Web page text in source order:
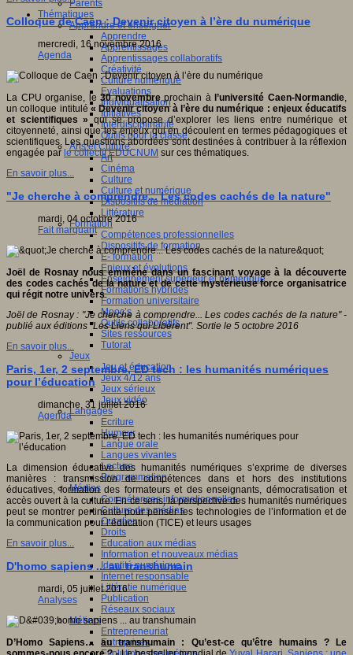
Parents
Thématiques
Apprendre et enseigner
Apprendre
Apprentissages
Apprentissages collaboratifs
Créativité
Culture numérique
Evaluations
Individualisation
Initiatives
Interdisciplinarité
Outils pour la classe
Arts et Culture
Art
Cinéma
Culture
Culture et numérique
Dispositifs de médiation
Littérature
Formation
Compétences professionnelles
Dispositifs de formation
E- formation
Enjeux et évolutions
Enseignement supérieur et numérique
Formations hybrides
Formation universitaire
Mooc’s
Outils collaboratifs
Sites ressources
Tutorat
Jeux
Jeu et éducation
Jeux 4/12 ans
Jeux sérieux
Jeux vidéo
Langages
Ecriture
Humour
Langue orale
Langues vivantes
Lecture
Programmation
Médias
Compétences informationnelles
Culture des médias
Curation
Droits
Education aux médias
Information et nouveaux médias
Identité numérique
Internet responsable
Littératie numérique
Publication
Réseaux sociaux
Métiers
Entrepreneuriat
Entreprises
Colloque de Caen : Devenir citoyen à l’ère du numérique
mercredi, 16 novembre 2016
Agenda
La CPU organise, le30 novembreprochain à l’université Caen-Normandie,
un colloque intitulé « Devenir citoyen à l’ère du numérique : enjeux éducatifs
et scientifiques » qui se propose d’explorer les liens entre numérique et
citoyenneté, ainsi que les enjeux qui en découlent en termes pédagogiques et
scientifiques. Les questions abordées sont destinées à contribuer à la réflexion
engagée par le collectif EDUCNUM sur ces thématiques.
En savoir plus...
"Je cherche à comprendre... Les codes cachés de la nature"
mardi, 04 octobre 2016
Fait marquant
Joël de Rosnay nous emmène dans un fascinant voyage à la découverte
des codes cachés de la nature et de cette mystérieuse force organisatrice
qui régit notre univers.
Joël de Rosnay : "Je cherche à comprendre... Les codes cachés de la nature" -
publié aux éditions "Les Liens qui Libérent". Sortie le 5 octobre 2016
En savoir plus...
Paris, 1er, 2 septembre, ED tech : les humanités numériques
pour l’éducation
dimanche, 31 juillet 2016
Agenda
La dimension éducative des humanités numériques s’exprime de diverses
manières : transmission de compétences dans et hors des institutions
éducatives, formation des formateurs et des enseignants, démocratisation et
accès ouvert à la culture. En ce sens, la perspective des humanités numériques
peut se montrer pertinente pour penser les technologies de l’information et de
la communication pour l’éducation (TICE) et leurs usages
En savoir plus...
D'homo sapiens ... au transhumain
mardi, 05 juillet 2016
Analyses
D’Homo Sapiens… au transhumain : Qu’est-ce qu’être humains ? Le